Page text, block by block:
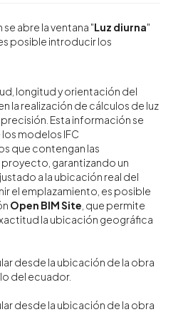
abre la ventana "Luz diurna"
posible introducir los
longitud y orientación del
la realización de cálculos de luz
Esta información se
modelos IFC
que contengan las
garantizando un
a la ubicación real del
el emplazamiento, es posible
Open BIM Site , que permite
la ubicación geográfica
desde la ubicación de la obra
del ecuador.
desde la ubicación de la obra